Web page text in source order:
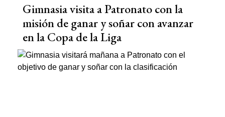
Gimnasia visita a Patronato con la
misión de ganar y soñar con avanzar
en la Copa de la Liga